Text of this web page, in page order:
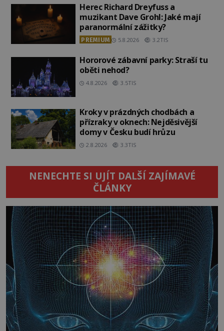
Herec Richard Dreyfuss a
muzikant Dave Grohl: Jaké mají
paranormální zážitky?
PREMIUM 5.8.2026 3.2TIS
Hororové zábavní parky: Straší tu
oběti nehod?
4.8.2026 3.5TIS
Kroky v prázdných chodbách a
přízraky v oknech: Nejděsivější
domy v Česku budí hrůzu
2.8.2026 3.3TIS
NENECHTE SI UJÍT DALŠÍ ZAJÍMAVÉ
ČLÁNKY